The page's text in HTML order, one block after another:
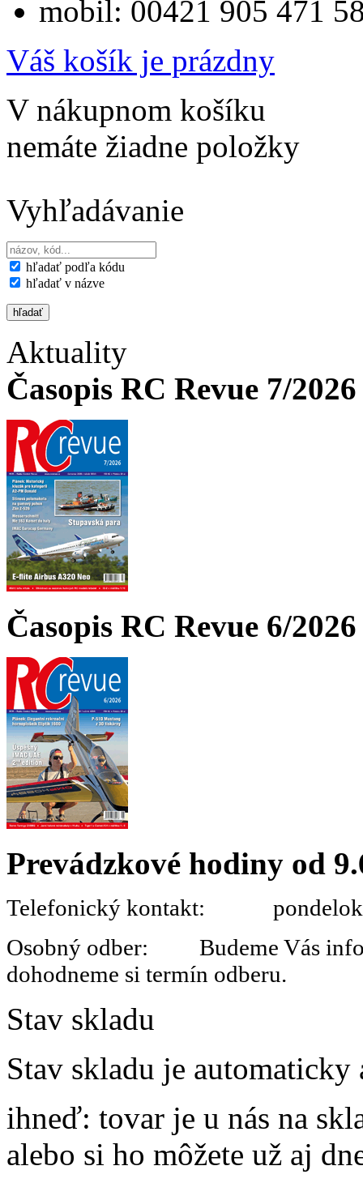
mobil: 00421 905 471
Váš košík je prázdny
V nákupnom košíku
nemáte žiadne položky
Vyhľadávanie
hľadať podľa kódu
hľadať v názve
Aktuality
Časopis RC Revue 7/
Časopis RC Revue 6/
Prevádzkové hodiny od
Telefonický kontakt:
Osobný odber: Budeme Vás
dohodneme si termín odberu.
Stav skladu
Stav skladu je
ihneď: tovar je u nás na
alebo si ho môžete už aj